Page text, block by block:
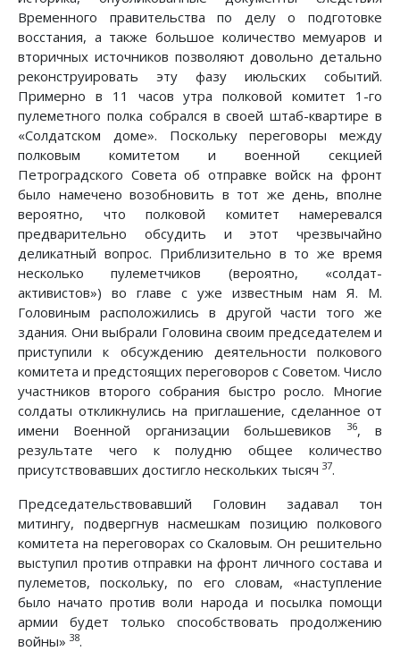
Временного правительства по делу о подготовке
восстания, а также большое количество мемуаров и
вторичных источников позволяют довольно детально
реконструировать эту фазу июльских событий.
Примерно в 11 часов утра полковой комитет 1-го
пулеметного полка собрался в своей штаб-квартире в
«Солдатском доме». Поскольку переговоры между
полковым комитетом и военной секцией
Петроградского Совета об отправке войск на фронт
было намечено возобновить в тот же день, вполне
вероятно, что полковой комитет намеревался
предварительно обсудить и этот чрезвычайно
деликатный вопрос. Приблизительно в то же время
несколько пулеметчиков (вероятно, «солдат-
активистов») во главе с уже известным нам Я. М.
Головиным расположились в другой части того же
здания. Они выбрали Головина своим председателем и
приступили к обсуждению деятельности полкового
комитета и предстоящих переговоров с Советом. Число
участников второго собрания быстро росло. Многие
солдаты откликнулись на приглашение, сделанное от
имени Военной организации большевиков
36, в
результате чего к полудню общее количество
присутствовавших достигло нескольких тысяч 37.
Председательствовавший Головин задавал тон
митингу, подвергнув насмешкам позицию полкового
комитета на переговорах со Скаловым. Он решительно
выступил против отправки на фронт личного состава и
пулеметов, поскольку, по его словам, «наступление
было начато против воли народа и посылка помощи
армии будет только способствовать продолжению
войны» 38.